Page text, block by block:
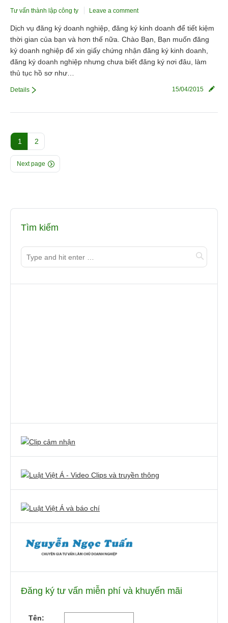
Tư vấn thành lập công ty Leave a comment
Dịch vụ đăng ký doanh nghiệp, đăng ký kinh doanh để tiết kiệm
thời gian của bạn và hơn thế nữa. Chào Bạn, Bạn muốn đăng
ký doanh nghiệp để xin giấy chứng nhận đăng ký kinh doanh,
đăng ký doanh nghiệp nhưng chưa biết đăng ký nơi đâu, làm
thủ tục hồ sơ như…
15/04/2015
Details
1 2
Next page
Tìm kiếm
Đăng ký tư vấn miễn phí và khuyến mãi
Tên: